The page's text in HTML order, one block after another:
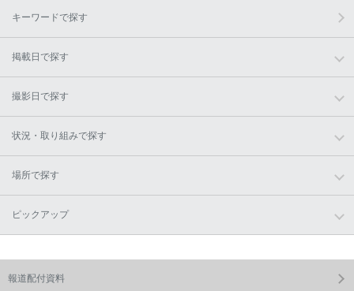
キーワードで探す
掲載日で探す
撮影日で探す
状況・取り組みで探す
場所で探す
ピックアップ
報道配付資料